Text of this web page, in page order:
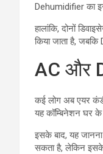
Dehumidifier का
हालांकि, दोनों
किया जाता है,
AC और
कई लोग अब एयर
यह कॉम्बिनेशन घर
इसके बाद, यह
सकता है, लेकिन इसके